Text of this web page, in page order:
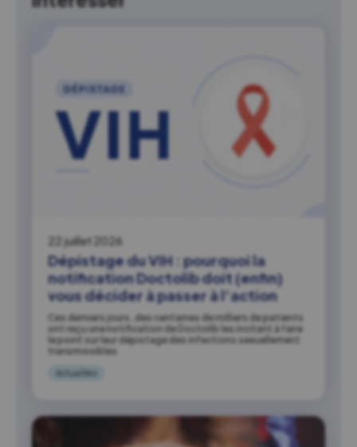
22 juillet 2026
Dépistage du VIH : pourquoi la
notification Doctolib doit (enfin)
vous décider à passer à l’action
Ces derniers jours, des centaines de milliers de patients
ont reçu une notification de Doctolib les incitant à faire
le point sur leur dépistage des infections sexuellement
transmissibles.
Actualités